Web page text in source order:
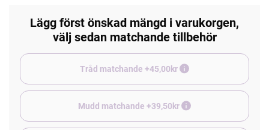
Lägg först önskad mängd i varukorgen,
välj sedan matchande tillbehör
Tråd matchande +45,00kr
Mudd matchande +39,50kr